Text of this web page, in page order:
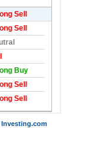
Investing.com